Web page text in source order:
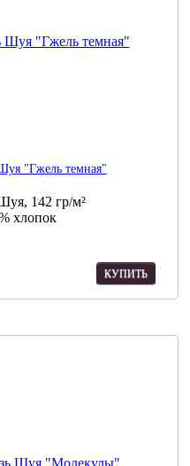
"Гжель темная"
142 гр/м²
хлопок
КУПИТЬ